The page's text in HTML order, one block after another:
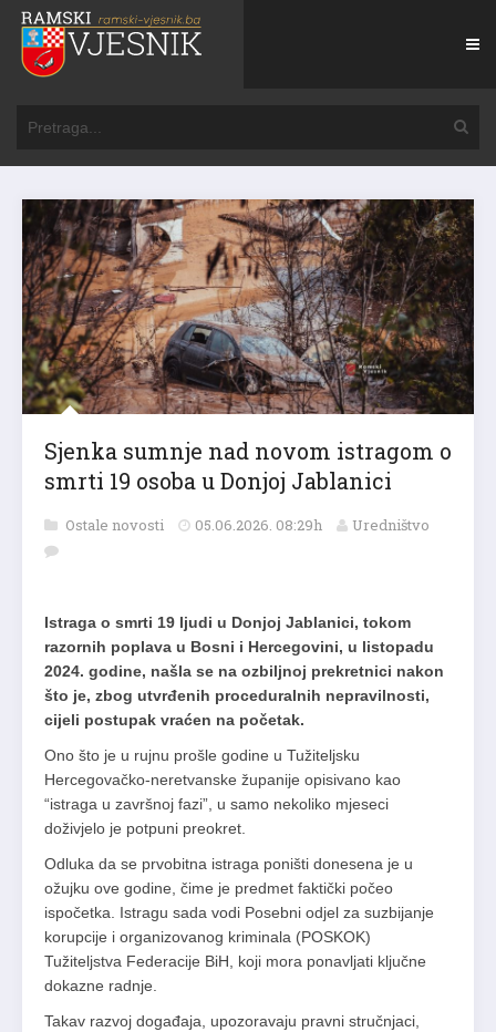
Sjenka sumnje nad novom istragom o
smrti 19 osoba u Donjoj Jablanici
Ostale novosti 05.06.2026. 08:29h Uredništvo
Istraga o smrti 19 ljudi u Donjoj Jablanici, tokom
razornih poplava u Bosni i Hercegovini, u listopadu
2024. godine, našla se na ozbiljnoj prekretnici nakon
što je, zbog utvrđenih proceduralnih nepravilnosti,
cijeli postupak vraćen na početak.
Ono što je u rujnu prošle godine u Tužiteljsku
Hercegovačko-neretvanske županije opisivano kao
“istraga u završnoj fazi”, u samo nekoliko mjeseci
doživjelo je potpuni preokret.
Odluka da se prvobitna istraga poništi donesena je u
ožujku ove godine, čime je predmet faktički počeo
ispočetka. Istragu sada vodi Posebni odjel za suzbijanje
korupcije i organizovanog kriminala (POSKOK)
Tužiteljstva Federacije BiH, koji mora ponavljati ključne
dokazne radnje.
Takav razvoj događaja, upozoravaju pravni stručnjaci,